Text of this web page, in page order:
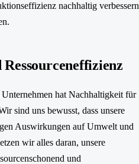
nachhaltig verbessern
hat Nachhaltigkeit für
sind uns bewusst, dass unsere
Auswirkungen auf Umwelt und
wir alles daran, unsere
und